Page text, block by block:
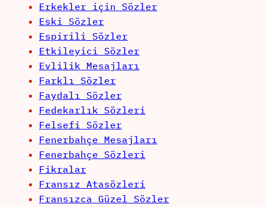
Erkekler için Sözler
Eski Sözler
Espirili Sözler
Etkileyici Sözler
Evlilik Mesajları
Farklı Sözler
Faydalı Sözler
Fedekarlık Sözleri
Felsefi Sözler
Fenerbahçe Mesajları
Fenerbahçe Sözleri
Fikralar
Fransız Atasözleri
Fransızca Güzel Sözler